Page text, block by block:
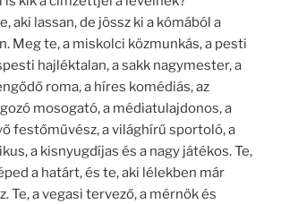
aki lassan, de jössz ki a kómából a
Meg te, a miskolci közmunkás, a pesti
hajléktalan, a sakk nagymester, a
roma, a híres komédiás, az
mosogató, a médiatulajdonos, a
festőművész, a világhírű sportoló, a
a kisnyugdíjas és a nagy játékos. Te,
a határt, és te, aki lélekben már
Te, a vegasi tervező, a mérnök és